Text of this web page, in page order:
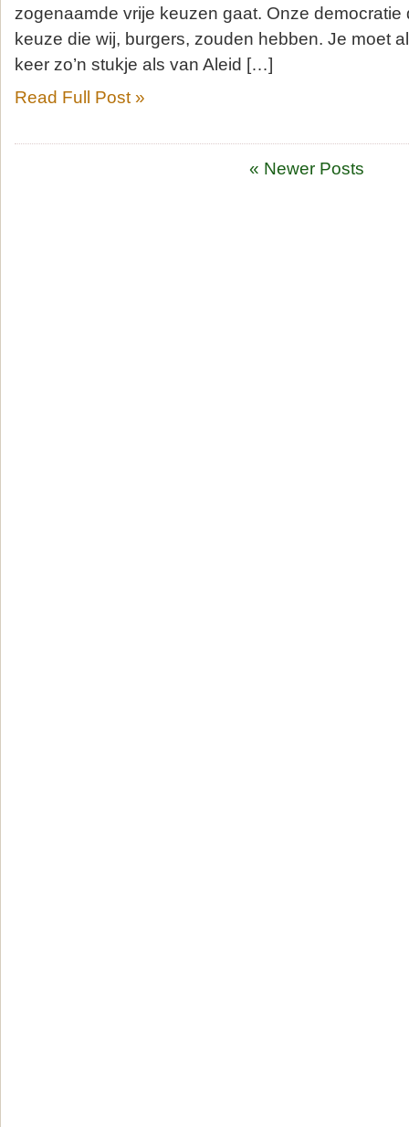
zogenaamde vrije keuzen gaat. Onze democratie
keuze die wij, burgers, zouden hebben. Je moet
keer zo’n stukje als van Aleid […]
Read Full Post »
« Newer Posts